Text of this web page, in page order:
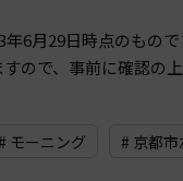
年6月29日時点のもので
ので、事前に確認の上
モーニング # 京都